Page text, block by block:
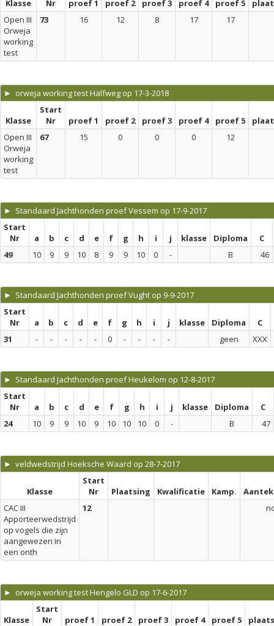
Klasse Nr proef 1 proef 2 proef 3 proef 4 proef 5
Open III
Orweja
working
test
73 16 12 8 17 17
► orweja working test Halfweg op 17-3-2018
Klasse
Start
Nr
proef 1 proef 2 proef 3 proef 4 proef 5
Open III
Orweja
working
test
67 15 0 0 0 12
► Standaard Jachthonden proef Vessem op 17-9-2017
Start
Nr
a b c d e f g h i j klasse Diploma
C
49
10 9 9 10 8 9 9 10 0 - B 46
► Standaard Jachthonden proef Vught op 9-9-2017
Start
Nr
a b c d e f g h i j klasse Diploma
C
31
- - - - - 0 - - - - geen XXX
► Standaard Jachthonden proef Heukelom op 12-8-2017
Start
Nr
a b c d e f g h i j klasse Diploma
C
24
10 9 9 10 9 10 10 10 0 - B 47
► veldwedstrijd Hoeksche Waard op 28-7-2017
Klasse
Start
Nr
Plaatsing Kwalificatie Kamp.
CAC III
Apporteerwedstrijd
op vogels die zijn
aangewezen in
een onth
12 nc
► orweja working test Hengelo GLD op 17-6-2017
Klasse
Start
Nr
proef 1 proef 2 proef 3 proef 4 proef 5